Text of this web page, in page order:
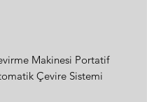
Makinesi Portatif
Çevire Sistemi